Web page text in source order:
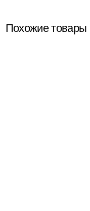
Похожие товары